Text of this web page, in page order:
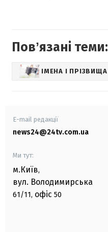
Повʼязані теми:
ІМЕНА І ПРІЗВИЩА
E-mail редакції
news24@24tv.com.ua
Ми тут:
м.Київ,
вул. Володимирська
61/11, офіс 50